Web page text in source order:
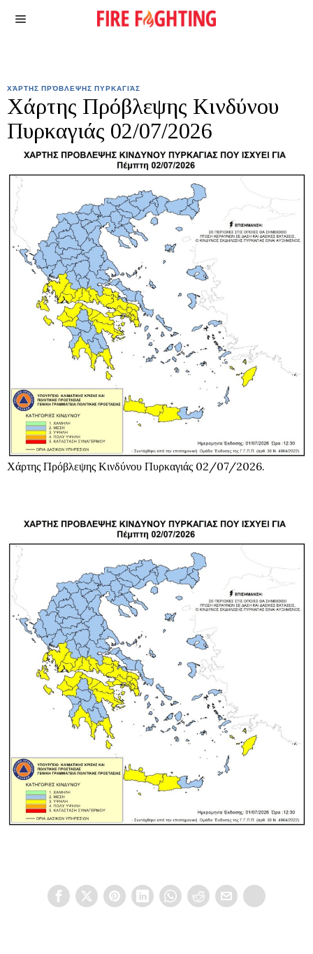
ΧΆΡΤΗΣ ΠΡΌΒΛΕΨΗΣ ΠΥΡΚΑΓΙΆΣ
Χάρτης Πρόβλεψης Κινδύνου
Πυρκαγιάς 02/07/2026
Χάρτης Πρόβλεψης Κινδύνου Πυρκαγιάς 02/07/2026.